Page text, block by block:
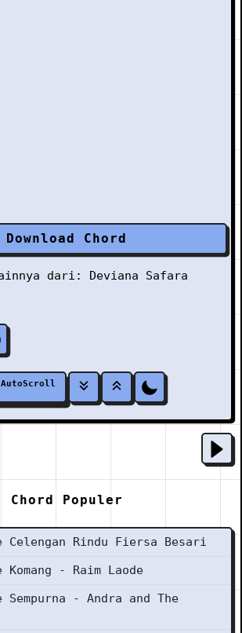
Download Chord
dari: Deviana Safara
AutoScroll
Chord Populer
Celengan Rindu Fiersa Besari
- Raim Laode
Sempurna - Andra and The